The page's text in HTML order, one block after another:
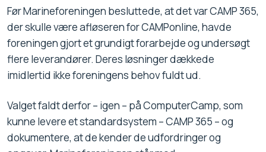
Før Marineforeningen besluttede, at det var CAMP 365,
der skulle være afløseren for CAMPonline, havde
foreningen gjort et grundigt forarbejde og undersøgt
flere leverandører. Deres løsninger dækkede
imidlertid ikke foreningens behov fuldt ud.
Valget faldt derfor – igen – på ComputerCamp, som
kunne levere et standardsystem – CAMP 365 – og
dokumentere, at de kender de udfordringer og